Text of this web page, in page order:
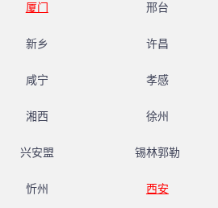
厦门 邢台
新乡 许昌
咸宁 孝感
湘西 徐州
兴安盟 锡林郭勒
忻州 西安